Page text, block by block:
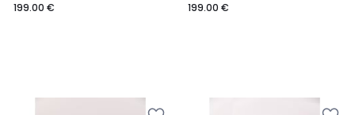
199.00 €
199.00 €